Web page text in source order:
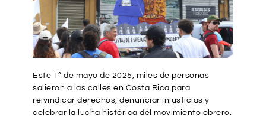
Este 1° de mayo de 2025, miles de personas
salieron a las calles en Costa Rica para
reivindicar derechos, denunciar injusticias y
celebrar la lucha histórica del movimiento obrero.